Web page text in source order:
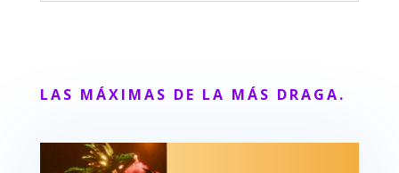
LAS MÁXIMAS DE LA MÁS DRAGA.